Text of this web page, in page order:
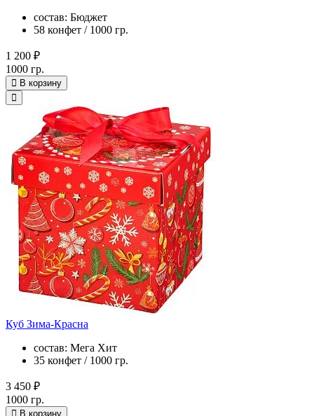
состав: Бюджет
58 конфет / 1000 гр.
1 200 ₽
1000 гр.
В корзину
Куб Зима-Красна
состав: Мега Хит
35 конфет / 1000 гр.
3 450 ₽
1000 гр.
В корзину